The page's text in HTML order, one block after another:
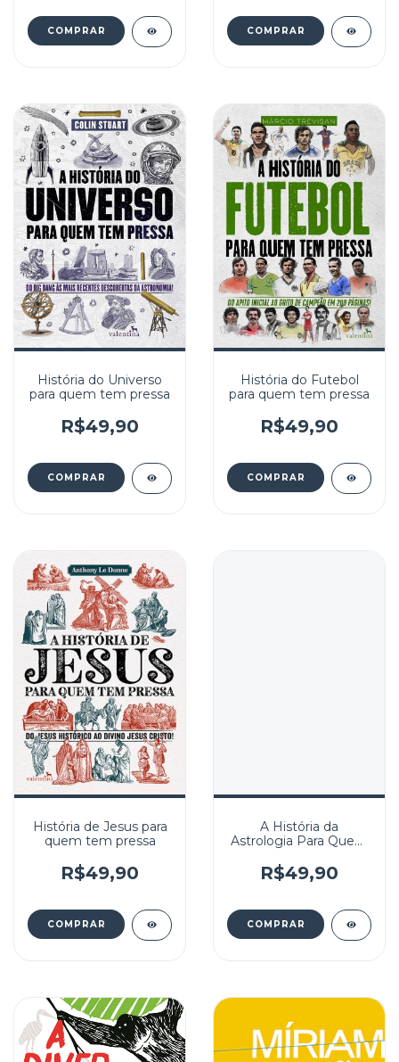
História do Universo
para quem tem pressa
R$49,90
História do Futebol
para quem tem pressa
R$49,90
História de Jesus para
quem tem pressa
R$49,90
A História da
Astrologia Para Quem
R$49,90